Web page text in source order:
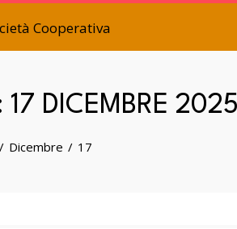
17 DICEMBRE 2025
Dicembre 17